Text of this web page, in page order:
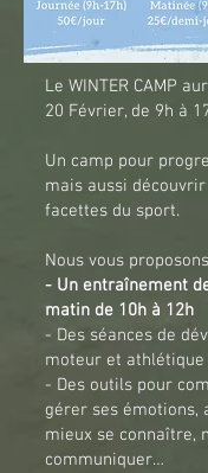
Le WINTER CAMP
20 Février, de 9h à
Un camp pour
mais aussi découvrir
facettes du sport.
Nous vous
- Un entraînement
matin de 10h à 12h
- Des séances de
moteur et athlétique
- Des outils pour
gérer ses émotions,
mieux se connaître,
communiquer…